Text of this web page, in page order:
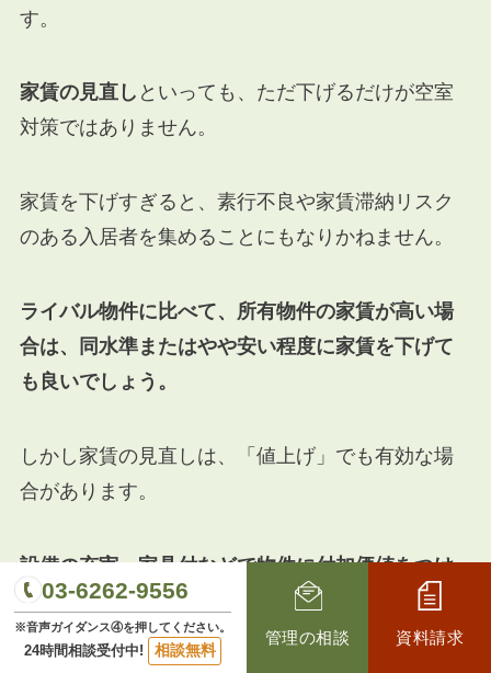
す。
家賃の見直し といっても、ただ下げるだけが空室
対策ではありません。
家賃を下げすぎると、素行不良や家賃滞納リスク
のある入居者を集めることにもなりかねません。
ライバル物件に比べて、所有物件の家賃が高い場
合は、同水準またはやや安い程度に家賃を下げて
も良いでしょう。
しかし家賃の見直しは、「値上げ」でも有効な場
合があります。
設備の充実・家具付などで物件に付加価値をつけ
れば、その分家賃を上げても、入居率が上がる可
能性があります。
03-6262-9556
※音声ガイダンス④を押してください。
24時間相談受付中! 相談無料
管理の相談 資料請求